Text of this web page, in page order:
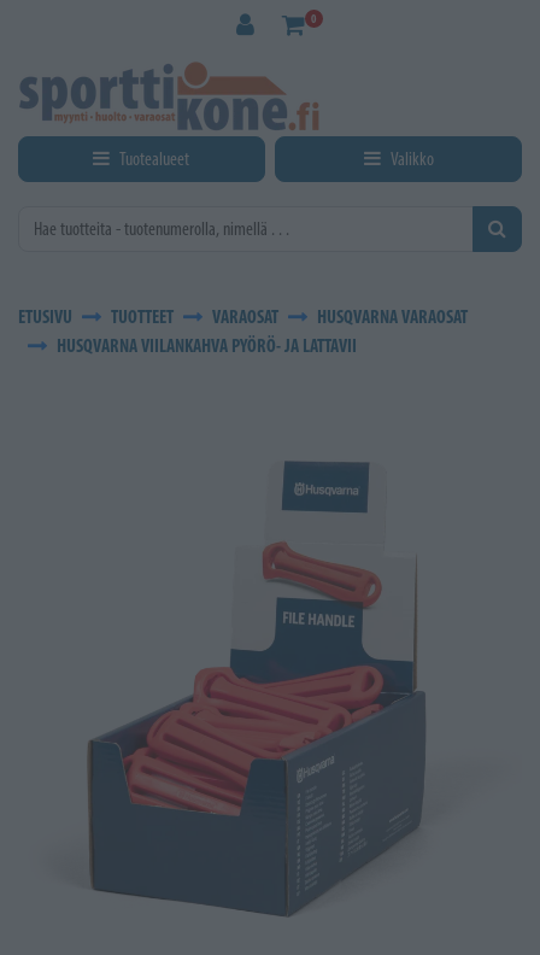
0
Tuotealueet Valikko
ETUSIVU TUOTTEET VARAOSAT
HUSQVARNA VARAOSAT
HUSQVARNA VIILANKAHVA PYÖRÖ- JA LATTAVII